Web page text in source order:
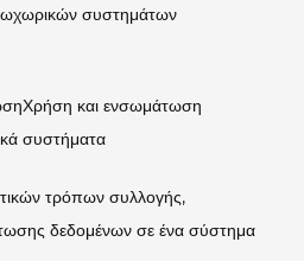
συστημάτων
και ενσωμάτωση
συστήματα
τρόπων συλλογής,
δεδομένων σε ένα σύστημα